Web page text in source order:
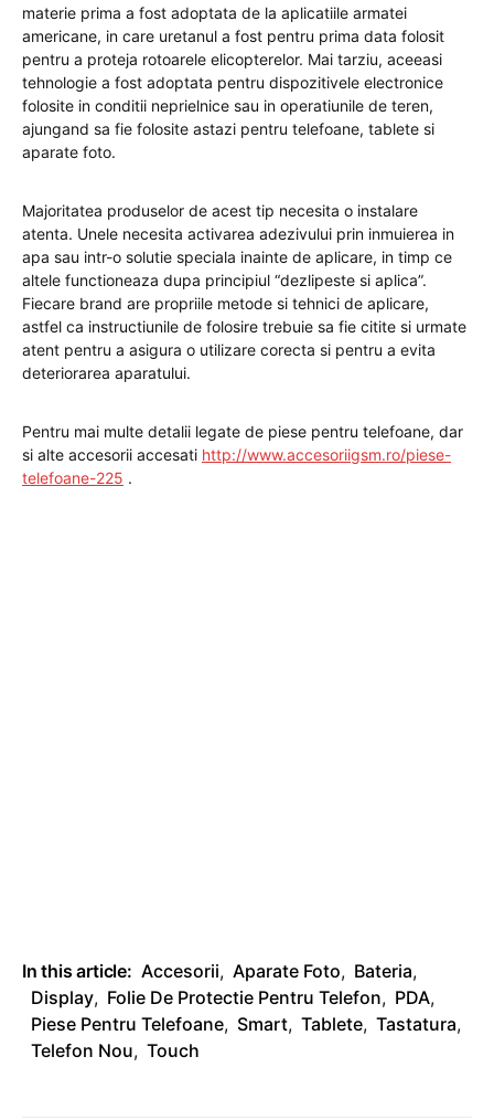
materie prima a fost adoptata de la aplicatiile armatei
americane, in care uretanul a fost pentru prima data folosit
pentru a proteja rotoarele elicopterelor. Mai tarziu, aceeasi
tehnologie a fost adoptata pentru dispozitivele electronice
folosite in conditii neprielnice sau in operatiunile de teren,
ajungand sa fie folosite astazi pentru telefoane, tablete si
aparate foto.
Majoritatea produselor de acest tip necesita o instalare
atenta. Unele necesita activarea adezivului prin inmuierea in
apa sau intr-o solutie speciala inainte de aplicare, in timp ce
altele functioneaza dupa principiul “dezlipeste si aplica”.
Fiecare brand are propriile metode si tehnici de aplicare,
astfel ca instructiunile de folosire trebuie sa fie citite si urmate
atent pentru a asigura o utilizare corecta si pentru a evita
deteriorarea aparatului.
Pentru mai multe detalii legate de piese pentru telefoane, dar
si alte accesorii accesati http://www.accesoriigsm.ro/piese-
telefoane-225 .
In this article: Accesorii, Aparate Foto, Bateria,
Display, Folie De Protectie Pentru Telefon, PDA,
Piese Pentru Telefoane, Smart, Tablete, Tastatura,
Telefon Nou, Touch